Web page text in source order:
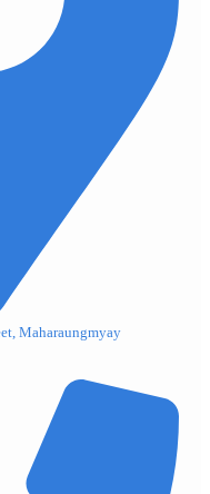
Maharaungmyay